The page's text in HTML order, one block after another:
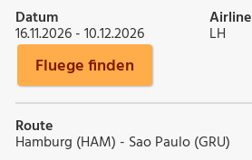
Datum
16.11.2026 - 10.12.2026
Airline
LH
Fluege finden
Route
Hamburg (HAM) - Sao Paulo (GRU)